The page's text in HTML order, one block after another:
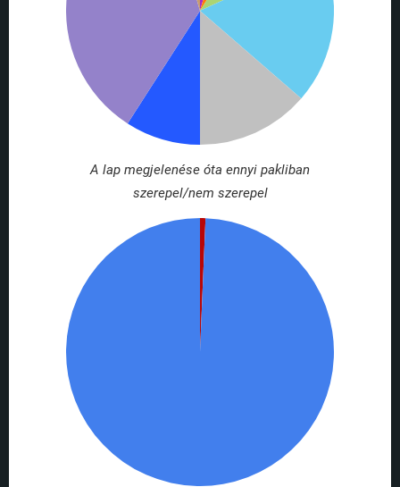
A lap megjelenése óta ennyi pakliban
szerepel/nem szerepel